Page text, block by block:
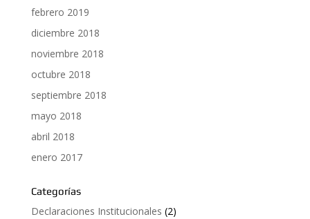
febrero 2019
diciembre 2018
noviembre 2018
octubre 2018
septiembre 2018
mayo 2018
abril 2018
enero 2017
Categorías
Declaraciones Institucionales (2)